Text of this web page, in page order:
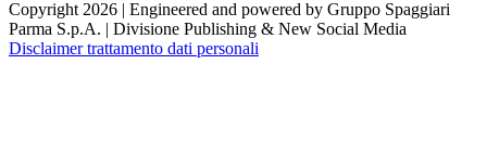
Copyright 2026 | Engineered and powered by Gruppo Spaggiari
Parma S.p.A. | Divisione Publishing & New Social Media
Disclaimer trattamento dati personali